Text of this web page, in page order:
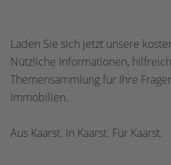
Laden Sie sich jetzt unsere
Nützliche Informationen,
Themensammlung für Ihre
Immobilien.
Aus Kaarst. In Kaarst. Für Kaarst.